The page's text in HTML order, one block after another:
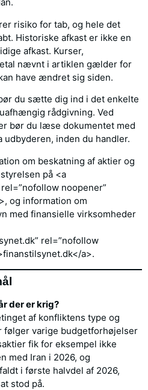
risiko for tab, og hele det
Historiske afkast er ikke en
afkast. Kurser,
nævnt i artiklen gælder for
have ændret sig siden.
du sætte dig ind i det enkelte
rådgivning. Ved
bør du læse dokumentet med
udbyderen, inden du handler.
om beskatning af aktier og
på <a
noopener”
og information om
med finansielle virksomheder
rel=”nofollow
a>.
der er krig?
af konfliktens type og
varige budgetforhøjelser
fik for eksempel ikke
med Iran i 2026, og
i første halvdel af 2026,
stod på.